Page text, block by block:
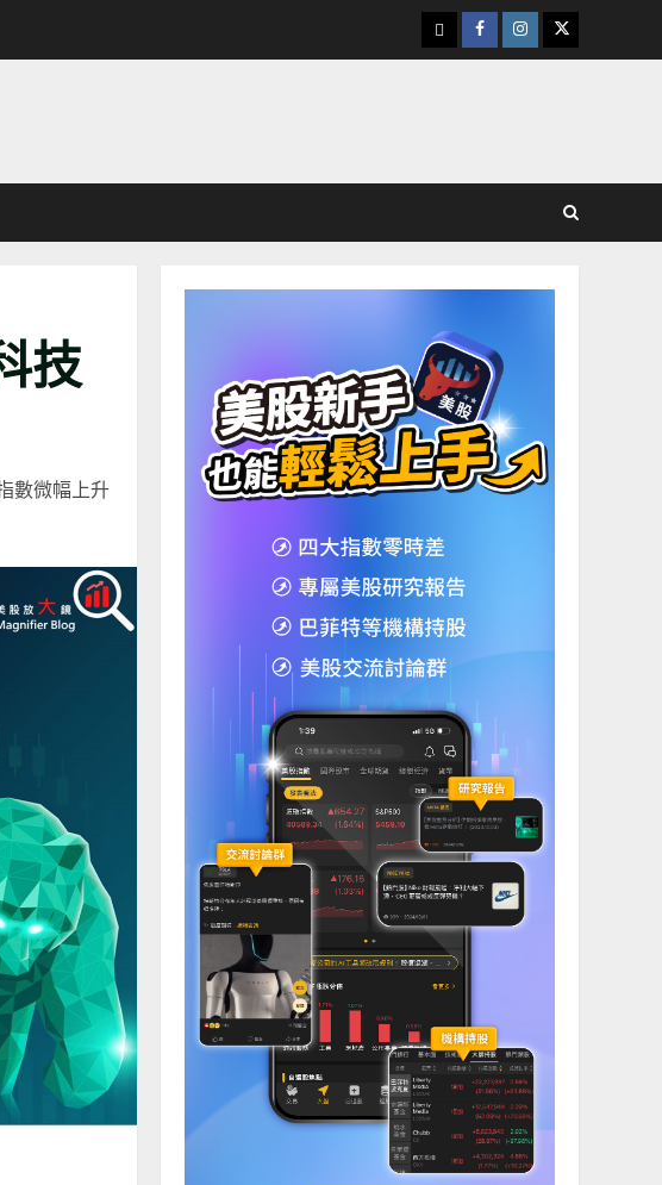
下
載
Facebook
Instagram
Twitter
技
數微幅上升